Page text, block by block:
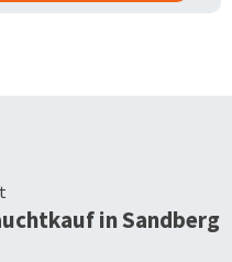
inSandberg